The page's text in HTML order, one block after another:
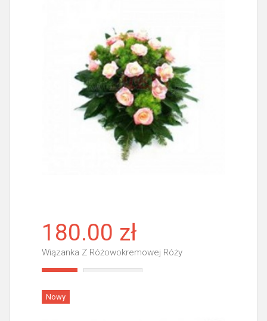
180.00 zł
Wiązanka Z Różowokremowej Róży
Nowy